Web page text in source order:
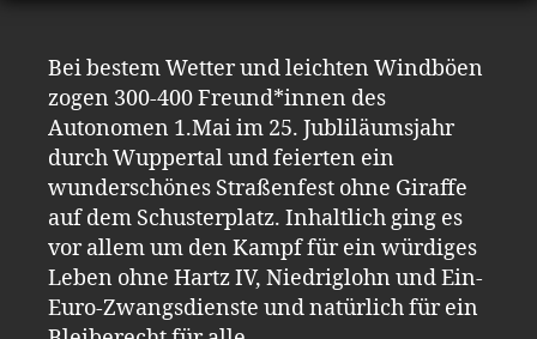
Bei bestem Wetter und leichten Windböen
zogen 300-400 Freund*innen des
Autonomen 1.Mai im 25. Jubliläumsjahr
durch Wuppertal und feierten ein
wunderschönes Straßenfest ohne Giraffe
auf dem Schusterplatz. Inhaltlich ging es
vor allem um den Kampf für ein würdiges
Leben ohne Hartz IV, Niedriglohn und Ein-
Euro-Zwangsdienste und natürlich für ein